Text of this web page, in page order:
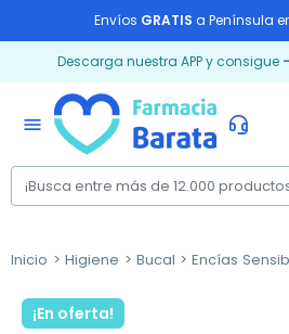
Envíos GRATIS a Península
Descarga nuestra APP y consigue
menu
Inicio Higiene Bucal Encías
¡En oferta!